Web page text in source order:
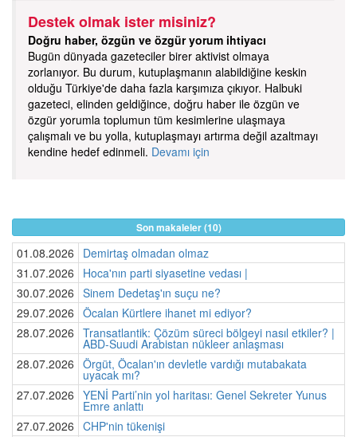
Destek olmak ister misiniz?
Doğru haber, özgün ve özgür yorum ihtiyacı
Bugün dünyada gazeteciler birer aktivist olmaya
zorlanıyor. Bu durum, kutuplaşmanın alabildiğine keskin
olduğu Türkiye'de daha fazla karşımıza çıkıyor. Halbuki
gazeteci, elinden geldiğince, doğru haber ile özgün ve
özgür yorumla toplumun tüm kesimlerine ulaşmaya
çalışmalı ve bu yolla, kutuplaşmayı artırma değil azaltmayı
kendine hedef edinmeli. Devamı için
Son makaleler (10)
01.08.2026
Demirtaş olmadan olmaz
31.07.2026
Hoca'nın parti siyasetine vedası |
30.07.2026 Sinem Dedetaş'ın suçu ne?
29.07.2026 Öcalan Kürtlere ihanet mi ediyor?
28.07.2026 Transatlantik: Çözüm süreci bölgeyi nasıl etkiler? |
ABD-Suudi Arabistan nükleer anlaşması
28.07.2026 Örgüt, Öcalan'ın devletle vardığı mutabakata
uyacak mı?
27.07.2026 YENİ Parti’nin yol haritası: Genel Sekreter Yunus
Emre anlattı
27.07.2026 CHP'nin tükenişi